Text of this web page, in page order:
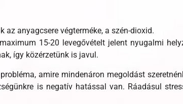
az anyagcsere végterméke, a szén-dioxid.
15-20 levegővételt jelent nyugalmi
így közérzetünk is javul.
amire mindenáron megoldást
is negatív hatással van. Ráadásul